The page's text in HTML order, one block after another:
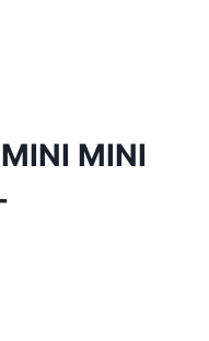
MINI